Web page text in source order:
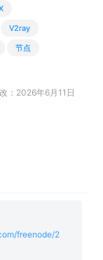
V2ray
节点
：2026年6月11日
freenode/2